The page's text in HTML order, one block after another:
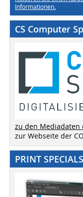
Informationen.
CS Computer
zu den Mediadaten
zur Webseite der
PRINT SPECIALS